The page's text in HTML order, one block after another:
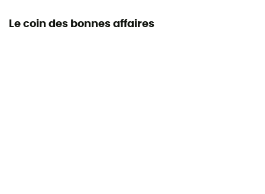
Le coin des bonnes affaires